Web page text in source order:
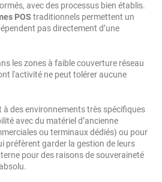
avec des processus bien établis.
POS traditionnels permettent un
pas directement d’une
les zones à faible couverture réseau
l'activité ne peut tolérer aucune
à des environnements très spécifiques
avec du matériel d’ancienne
ou terminaux dédiés) ou pour
préfèrent garder la gestion de leurs
pour des raisons de souveraineté